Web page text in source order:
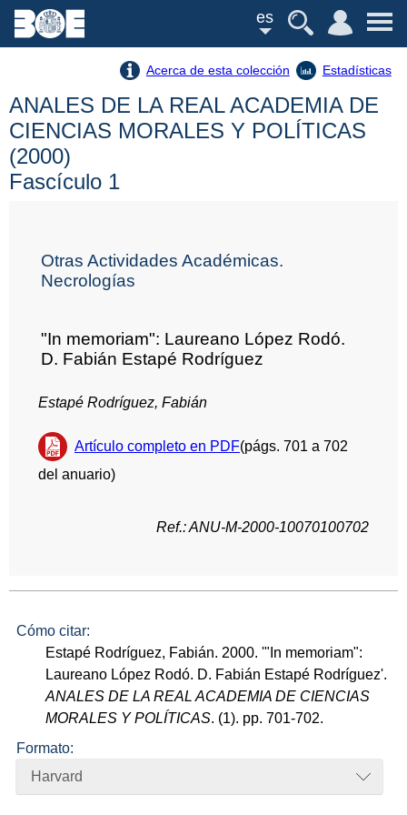
es
Acerca de esta colección Estadísticas
ANALES DE LA REAL ACADEMIA DE
CIENCIAS MORALES Y POLÍTICAS
(2000)
Fascículo 1
Otras Actividades Académicas.
Necrologías
"In memoriam": Laureano López Rodó.
D. Fabián Estapé Rodríguez
Estapé Rodríguez, Fabián
Artículo completo en PDF(págs. 701 a 702
del anuario)
Ref.: ANU-M-2000-10070100702
Cómo citar:
Estapé Rodríguez, Fabián. 2000. '"In memoriam":
Laureano López Rodó. D. Fabián Estapé Rodríguez'.
ANALES DE LA REAL ACADEMIA DE CIENCIAS
MORALES Y POLÍTICAS. (1). pp. 701-702.
Formato:
Harvard